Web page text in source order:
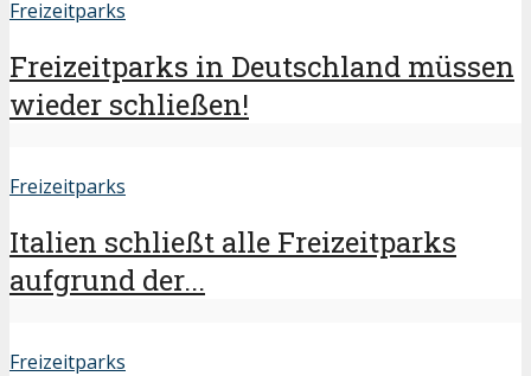
Freizeitparks
Freizeitparks in Deutschland müssen
wieder schließen!
Freizeitparks
Italien schließt alle Freizeitparks
aufgrund der...
Freizeitparks